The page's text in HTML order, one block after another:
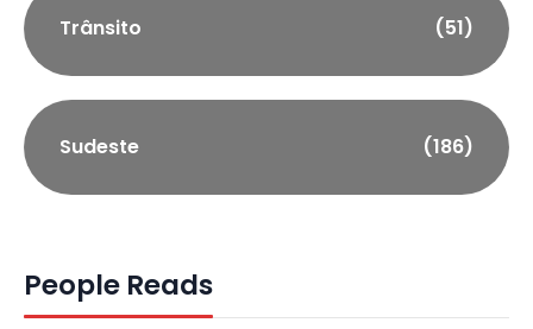
Trânsito (51)
Sudeste (186)
People Reads